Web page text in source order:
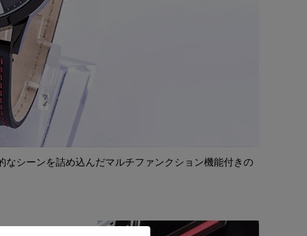
シーンを詰め込んだマルチファンクション機能付きの